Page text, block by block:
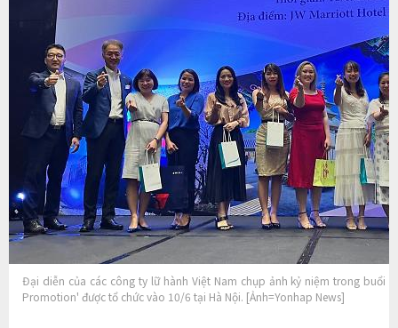
Đại diễn của các công ty lữ hành Việt Nam chụp ảnh kỷ niệm trong buổi
Promotion' được tổ chức vào 10/6 tại Hà Nội. [Ảnh=Yonhap News]